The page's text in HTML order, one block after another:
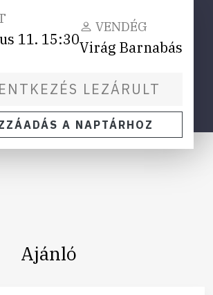
11. 15:30
VENDÉG
Virág Barnabás
LEZÁRULT
A NAPTÁRHOZ
Ajánló